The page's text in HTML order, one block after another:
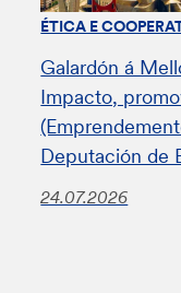
ÉTICA E
Galardón á
Impacto,
Deputación de
24.07.2026